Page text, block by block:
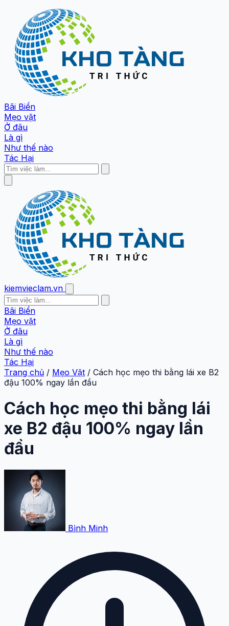
Bãi Biển
Mẹo vặt
Ở đâu
Là gì
Như thế nào
Tác Hại
kiemvieclam.vn
Bãi Biển
Mẹo vặt
Ở đâu
Là gì
Như thế nào
Tác Hại
Trang chủ / Mẹo Vặt / Cách học mẹo thi bằng lái xe B2
đậu 100% ngay lần đầu
Cách học mẹo thi bằng lái
xe B2 đậu 100% ngay lần
đầu
Bình Minh